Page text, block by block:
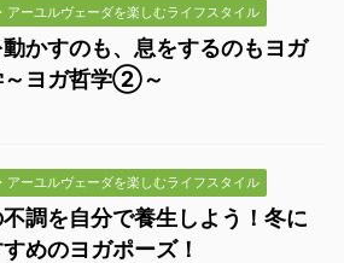
アーユルヴェーダを楽しむライフスタイル
かすのも、息をするのもヨガ
～ヨガ哲学②～
アーユルヴェーダを楽しむライフスタイル
調を自分で養生しよう！冬に
めのヨガポーズ！